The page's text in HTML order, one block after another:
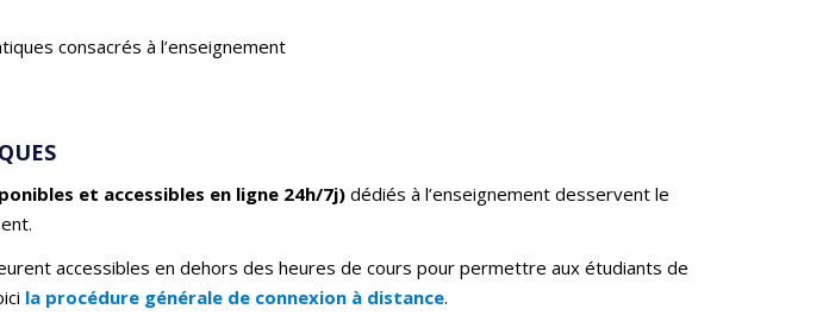
consacrés à l’enseignement
et accessibles en ligne 24h/7j)dédiés à l’enseignement desservent le
accessibles en dehors des heures de cours pour permettre aux étudiants de
la procédure générale de connexion à distance.